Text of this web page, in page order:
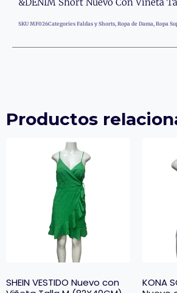
&DENIM Short Nuevo Con Viñeta
SKU MF026Categories Faldas y Shorts, Ropa de Dama, Ropa
Productos
SHEIN VESTIDO Nuevo con
KONA